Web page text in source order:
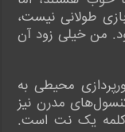
طولانی نیست،
من خیلی زود آن
محیطی به
مدرن نیز
یک نت است.